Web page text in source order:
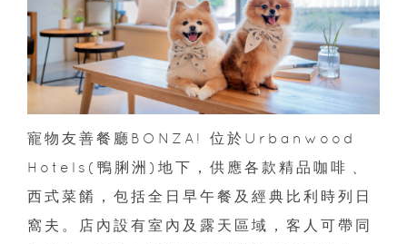
寵物友善餐廳BONZA! 位於Urbanwood
Hotels(鴨脷洲)地下，供應各款精品咖啡﹑
西式菜餚，包括全日早午餐及經典比利時列日
窩夫。店內設有室內及露天區域，客人可帶同